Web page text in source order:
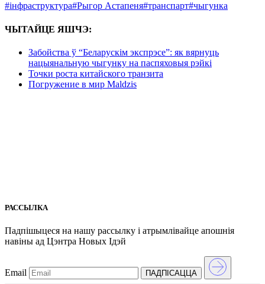
#інфраструктура#Рыгор Астапеня#транспарт#чыгунка
ЧЫТАЙЦЕ ЯШЧЭ:
Забойства ў “Беларускім экспрэсе”: як вярнуць
нацыянальную чыгунку на паспяховыя рэйкі
Точки роста китайского транзита
Погружение в мир Maldzis
РАССЫЛКА
Падпішыцеся на нашу рассылкy і атрымлівайце апошнія
навіны ад Цэнтра Новых Iдэй
Email ПАДПIСАЦЦА